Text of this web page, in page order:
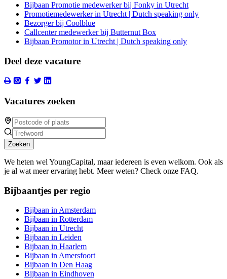
Bijbaan Promotie medewerker bij Fonky in Utrecht
Promotiemedewerker in Utrecht | Dutch speaking only
Bezorger bij Coolblue
Callcenter medewerker bij Butternut Box
Bijbaan Promotor in Utrecht | Dutch speaking only
Deel deze vacature
Vacatures zoeken
Zoeken
We heten wel YoungCapital, maar iedereen is even welkom. Ook als
je al wat meer ervaring hebt. Meer weten? Check onze FAQ.
Bijbaantjes per regio
Bijbaan in Amsterdam
Bijbaan in Rotterdam
Bijbaan in Utrecht
Bijbaan in Leiden
Bijbaan in Haarlem
Bijbaan in Amersfoort
Bijbaan in Den Haag
Bijbaan in Eindhoven